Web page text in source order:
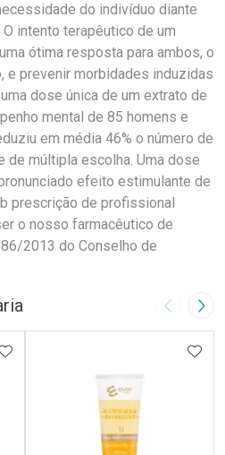
do indivíduo diante
intento terapêutico de um
ótima resposta para ambos, o
e prevenir morbidades induzidas
dose única de um extrato de
mental de 85 homens e
em média 46% o número de
múltipla escolha. Uma dose
efeito estimulante de
prescrição de profissional
o nosso farmacêutico de
2013 do Conselho de
Imagem
AOS FAVORITOS